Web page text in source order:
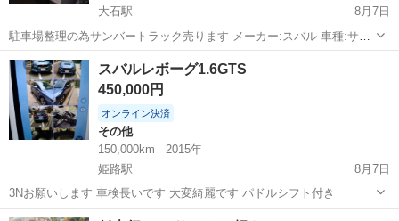
大石駅
8月7日
駐車場整理の為サンバートラック売ります メーカー:スバル 車種:サン
バートラック 型式:KS3 ミッション:５MT 走行距離:7万２千km 車検
残:無し エアコン:無し パワステ:無し 不具合ヵ所: •右ポジション灯破
損 •...
兵庫 神戸市 サンバー
スバルレボーグ1.6GTS
450,000円
オンライン決済
その他
150,000km
2015年
姫路駅
8月7日
3Nお願いします 車検長いです 大変綺麗です パドルシフト付き
兵庫 姫路市 姫路駅 その他